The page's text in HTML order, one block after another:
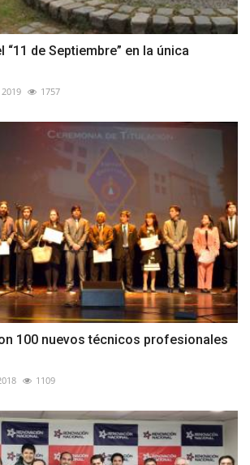
de Septiembre” en la única
1757
100 nuevos técnicos profesionales
1109